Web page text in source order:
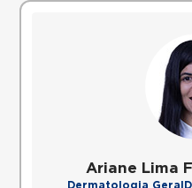
Ariane Lima
Dermatologia Geral